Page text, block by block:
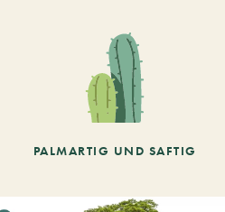
PALMARTIG UND SAFTIG